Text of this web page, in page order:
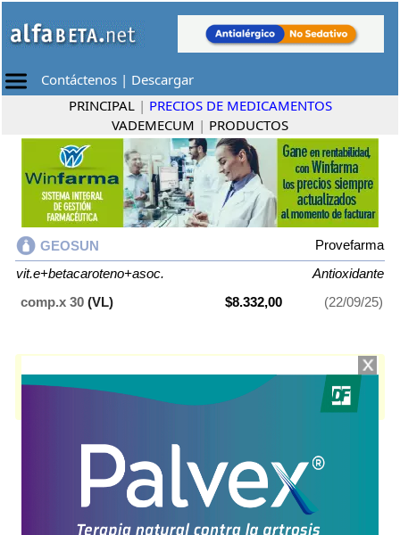
Contáctenos | Descargar
PRINCIPAL | PRECIOS DE MEDICAMENTOS
VADEMECUM | PRODUCTOS
GEOSUN
Provefarma
vit.e+betacaroteno+asoc.
Antioxidante
comp.x 30 (VL) $8.332,00 (22/09/25)
Antioxidante. Es producido por
y cuenta con 1 presentación
Explorar más
Otros productos con
vit.e+betacaroteno+asoc.
Otros productos de
Provefarma